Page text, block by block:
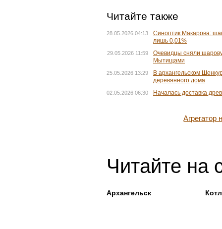
Читайте также
28.05.2026 04:13
Синоптик Макарова:
лишь 0,01%
29.05.2026 11:59
Очевидцы сняли
Мытищами
25.05.2026 13:29
В архангельском
деревянного дома
02.05.2026 06:30 Началась доставка
Читайте на
Архангельск